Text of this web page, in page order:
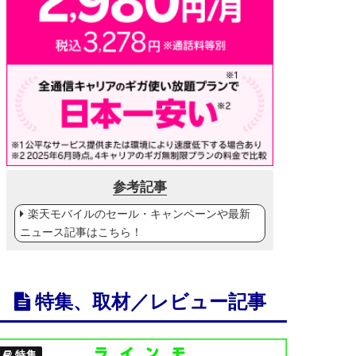
参考記事
楽天モバイルのセール・キャンペーンや最新
ニュース記事はこちら！
特集、取材／レビュー記事